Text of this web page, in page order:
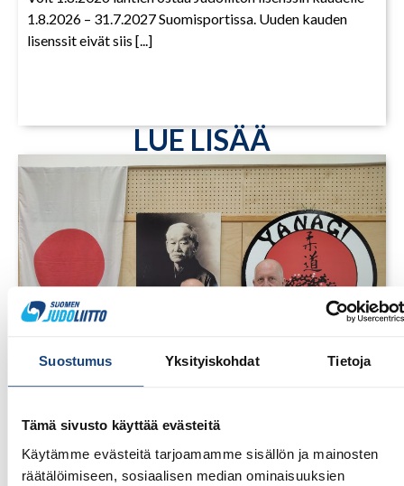
Suostumus Yksityiskohdat Tietoja
Tämä sivusto käyttää evästeitä
Käytämme evästeitä tarjoamamme sisällön ja mainosten
räätälöimiseen, sosiaalisen median ominaisuuksien
1.8.2026 – 31.7.2027 Suomisportissa. Uuden kauden
lisenssit eivät siis [...]
LUE LISÄÄ
1.8.2026
Pentti Vauhkoselle harvinainen